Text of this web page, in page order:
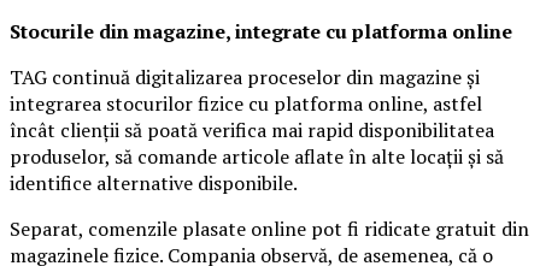
Stocurile din magazine, integrate cu platforma online
TAG continuă digitalizarea proceselor din magazine și
integrarea stocurilor fizice cu platforma online, astfel
încât clienții să poată verifica mai rapid disponibilitatea
produselor, să comande articole aflate în alte locații și să
identifice alternative disponibile.
Separat, comenzile plasate online pot fi ridicate gratuit din
magazinele fizice. Compania observă, de asemenea, că o